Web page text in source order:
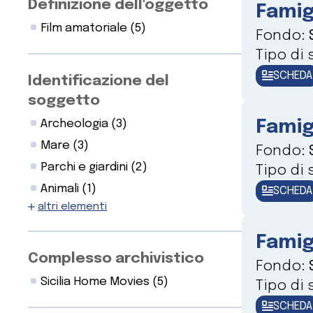
Definizione dell'oggetto
Film amatoriale (5)
Identificazione del
soggetto
Archeologia (3)
Mare (3)
Parchi e giardini (2)
Animali (1)
altri elementi
Complesso archivistico
Sicilia Home Movies (5)
Fondo:
Tipo di
SCHEDA
Fondo:
Tipo di
SCHEDA
Fondo:
Tipo di
SCHEDA